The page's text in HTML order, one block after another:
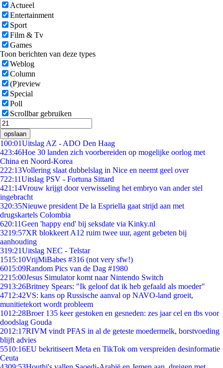
Actueel
Entertainment
Sport
Film & Tv
Games
Toon berichten van deze types
Weblog
Column
(P)review
Special
Poll
Scrollbar gebruiken
opslaan
100:01Uitslag AZ - ADO Den Haag
423:46Hoe 30 landen zich voorbereiden op mogelijke oorlog met
China en Noord-Korea
222:13Vollering slaat dubbelslag in Nice en neemt geel over
722:11Uitslag PSV - Fortuna Sittard
421:14Vrouw krijgt door verwisseling het embryo van ander stel
ingebracht
320:35Nieuwe president De la Espriella gaat strijd aan met
drugskartels Colombia
620:11Geen 'happy end' bij seksdate via Kinky.nl
3219:57XR blokkeert A12 ruim twee uur, agent gebeten bij
aanhouding
319:21Uitslag NEC - Telstar
1515:10VrijMiBabes #316 (not very sfw!)
6015:09Random Pics van de Dag #1980
2215:00Jesus Simulator komt naar Nintendo Switch
2913:26Britney Spears: "Ik geloof dat ik heb gefaald als moeder"
4712:42VS: kans op Russische aanval op NAVO-land groeit,
munitietekort wordt probleem
1012:28Broer 135 keer gestoken en gesneden: zes jaar cel en tbs voor
doodslag Gouda
2012:17RIVM vindt PFAS in al de geteste moedermelk, borstvoeding
blijft advies
5510:16EU bekritiseert Meta en TikTok om verspreiden desinformatie
Ceuta